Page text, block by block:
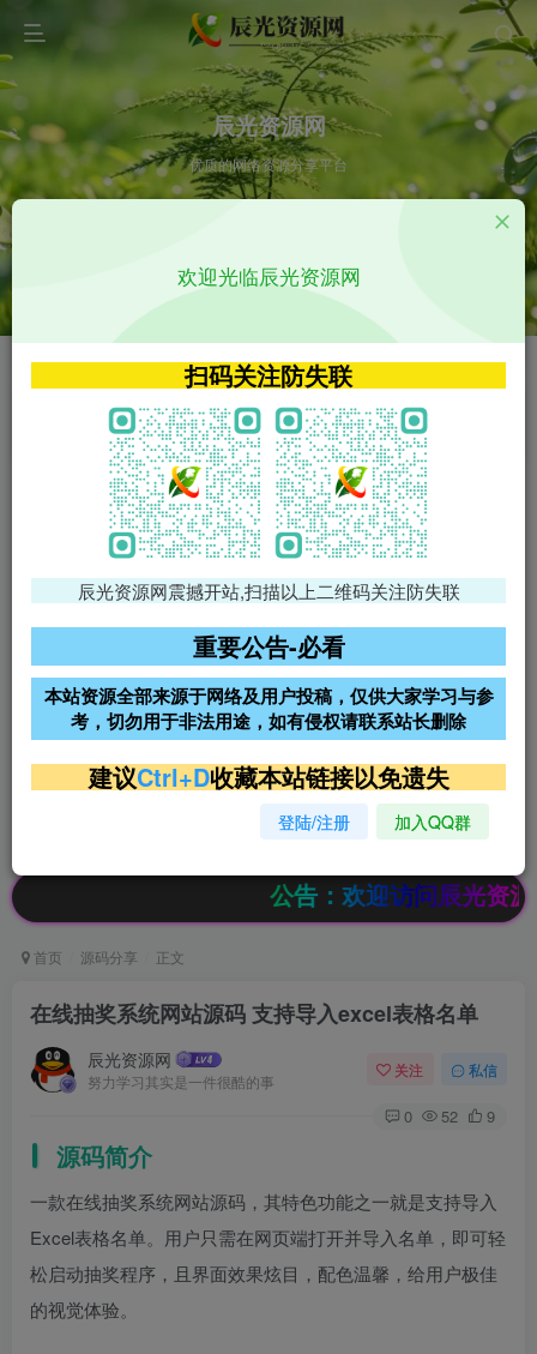
辰光资源网
优质的网络资源分享平台
VIP特权介绍 APP源码
VIP特权介绍
火
VIP特权介绍
影视源码
影视源码
免费领支付宝红包
腾讯轻量4核4G3M服务器38元/
阿里云2核2G200M服务器68元/
年
雨云高防免备案服务器
超低价文字广告位招租 超低价文字广告位招租
超低价文字广告位招租
公告：欢迎访问辰光资源网，本
首页 源码分享 正文
在线抽奖系统网站源码 支持导入excel表格名单
辰光资源网
努力学习其实是一件很酷的事
关注 私信
0 52 9
源码简介
一款在线抽奖系统网站源码，其特色功能之一就是支持导入
Excel表格名单。用户只需在网页端打开并导入名单，即可轻
松启动抽奖程序，且界面效果炫目，配色温馨，给用户极佳
的视觉体验。
欢迎光临辰光资源网
扫码关注防失联
辰光资源网震撼开站,扫描以上二维码关注防失联
重要公告-必看
本站资源全部来源于网络及用户投稿，仅供大家学习与参
考，切勿用于非法用途，如有侵权请联系站长删除
建议Ctrl+D收藏本站链接以免遗失
登陆/注册 加入QQ群